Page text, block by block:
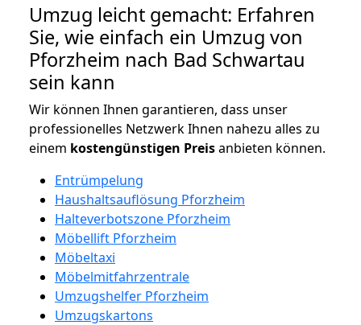
Umzug leicht gemacht: Erfahren
Sie, wie einfach ein Umzug von
Pforzheim nach Bad Schwartau
sein kann
Wir können Ihnen garantieren, dass unser
professionelles Netzwerk Ihnen nahezu alles zu
einem kostengünstigen Preisanbieten können.
Entrümpelung
Haushaltsauflösung Pforzheim
Halteverbotszone Pforzheim
Möbellift Pforzheim
Möbeltaxi
Möbelmitfahrzentrale
Umzugshelfer Pforzheim
Umzugskartons